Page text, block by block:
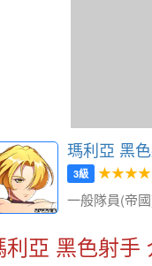
瑪利亞 黑
3級
一般隊員(帝
利亞 黑色射手